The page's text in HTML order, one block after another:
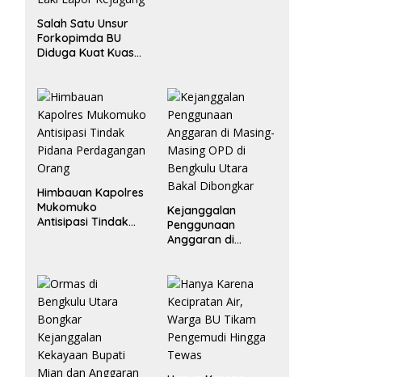
Salah Satu Unsur
Forkopimda BU
Diduga Kuat Kuasai
Laki Lapor
Kejagung
Himbauan Kapolres
Mukomuko
Antisipasi Tindak
Kejanggalan
Penggunaan
Anggaran di
Bakal Dibongkar